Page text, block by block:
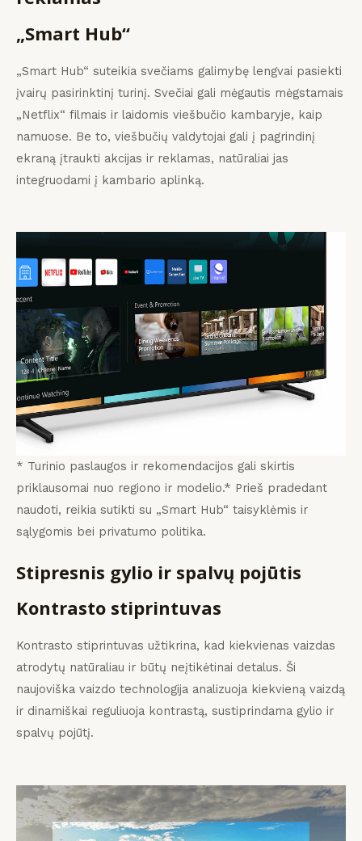
„Smart Hub“
„Smart Hub“ suteikia svečiams galimybę lengvai pasiekti
įvairų pasirinktinį turinį. Svečiai gali mėgautis mėgstamais
„Netflix“ filmais ir laidomis viešbučio kambaryje, kaip
namuose. Be to, viešbučių valdytojai gali į pagrindinį
ekraną įtraukti akcijas ir reklamas, natūraliai jas
integruodami į kambario aplinką.
* Turinio paslaugos ir rekomendacijos gali skirtis
priklausomai nuo regiono ir modelio.* Prieš pradedant
naudoti, reikia sutikti su „Smart Hub“ taisyklėmis ir
sąlygomis bei privatumo politika.
Stipresnis gylio ir spalvų pojūtis
Kontrasto stiprintuvas
Kontrasto stiprintuvas užtikrina, kad kiekvienas vaizdas
atrodytų natūraliau ir būtų neįtikėtinai detalus. Ši
naujoviška vaizdo technologija analizuoja kiekvieną vaizdą
ir dinamiškai reguliuoja kontrastą, sustiprindama gylio ir
spalvų pojūtį.